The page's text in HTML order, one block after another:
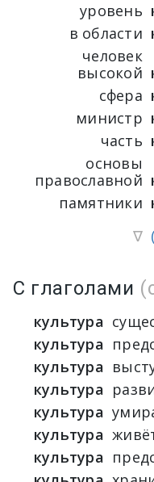
уровень
в области
человек
высокой
сфера
министр
часть
основы
православной
памятники
∇
С глаголами
культура
культура
культура
культура
культура
культура
культура